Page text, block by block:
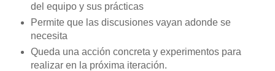
del equipo y sus prácticas
Permite que las discusiones vayan adonde se
necesita
Queda una acción concreta y experimentos para
realizar en la próxima iteración.